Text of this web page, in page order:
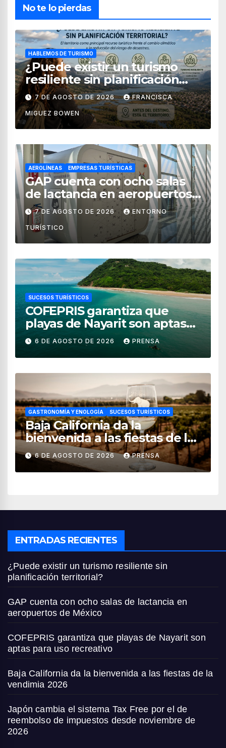
No te lo pierdas
HABLEMOS DE TURISMO
¿Puede existir un turismo
resiliente sin planificación
territorial?
7 DE AGOSTO DE 2026 FRANCISCA
MIGUEZ BOWEN
AEROLÍNEAS EMPRESAS TURÍSTICAS
GAP cuenta con ocho salas
de lactancia en aeropuertos
de México
7 DE AGOSTO DE 2026 ENTORNO
TURÍSTICO
SUCESOS TURÍSTICOS
COFEPRIS garantiza que
playas de Nayarit son aptas
para uso recreativo
6 DE AGOSTO DE 2026 PRENSA
GASTRONOMÍA Y ENOLOGÍA SUCESOS TURÍSTICOS
Baja California da la
bienvenida a las fiestas de la
vendimia 2026
6 DE AGOSTO DE 2026 PRENSA
ENTRADAS RECIENTES
¿Puede existir un turismo resiliente sin
planificación territorial?
GAP cuenta con ocho salas de lactancia en
aeropuertos de México
COFEPRIS garantiza que playas de Nayarit son
aptas para uso recreativo
Baja California da la bienvenida a las fiestas de la
vendimia 2026
Japón cambia el sistema Tax Free por el de
reembolso de impuestos desde noviembre de
2026